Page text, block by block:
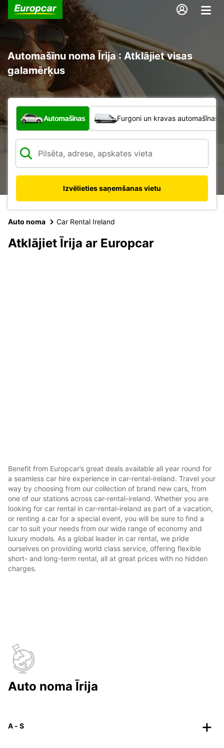
Automašīnu noma Īrija : Atklājiet visas
galamērķus
Kāda veida transportlīdzeklis?
Automašīnas Furgoni un kravas automašīnas
Izvēlieties saņemšanas vietu
Auto noma Car Rental Ireland
Atklājiet Īrija ar Europcar
Benefit from Europcar’s great deals available all year round for
a seamless car hire experience in car-rental-ireland. Travel your
way by choosing from our collection of brand new cars, from
one of our stations across car-rental-ireland. Whether you are
looking for car rental in car-rental-ireland as part of a vacation,
or renting a car for a special event, you will be sure to find a
car to suit your needs from our wide range of economy and
luxury models. As a global leader in car rental, we pride
ourselves on providing world class service, offering flexible
short- and long-term rental, all at great prices with no hidden
charges.
Auto noma Īrija
A - S